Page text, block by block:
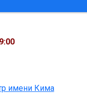
имени Кима